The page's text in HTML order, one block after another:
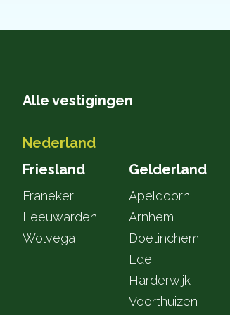
Alle vestigingen
Nederland
Friesland
Franeker
Leeuwarden
Wolvega
Gelderland
Apeldoorn
Arnhem
Doetinchem
Ede
Harderwijk
Voorthuizen